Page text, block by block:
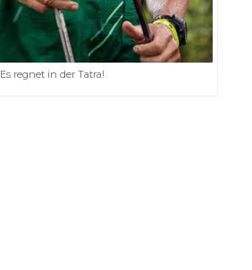
Es regnet in der Tatra!